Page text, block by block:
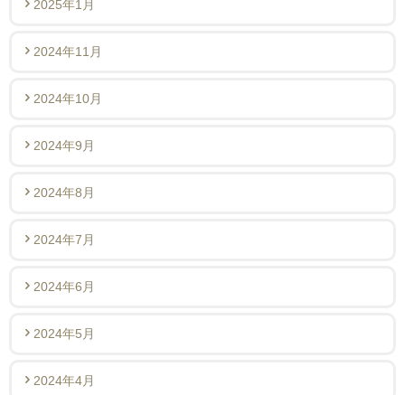
2025年1月
2024年11月
2024年10月
2024年9月
2024年8月
2024年7月
2024年6月
2024年5月
2024年4月